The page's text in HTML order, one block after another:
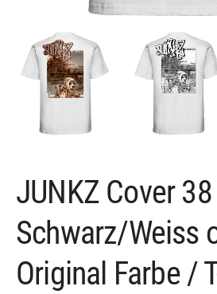
JUNKZ Cover
Schwarz/Weiss
Original Farbe /